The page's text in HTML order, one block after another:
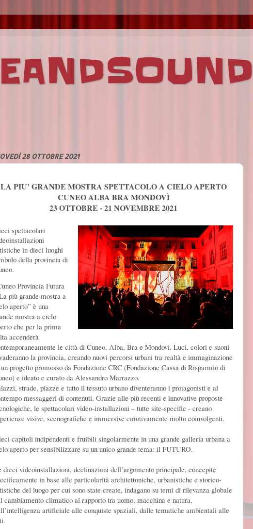
28 OTTOBRE 2021
LA PIU’ GRANDE MOSTRA SPETTACOLO A CIELO APERTO
CUNEO ALBA BRA MONDOVÌ
23 OTTOBRE - 21 NOVEMBRE 2021
spettacolari
in dieci luoghi
della provincia di
Provincia Futura
più grande mostra a
aperto” è una
mostra a cielo
che per la prima
accenderà
le città di Cuneo, Alba, Bra e Mondovì. Luci, colori e suoni
la provincia, creando nuovi percorsi urbani tra realtà e immaginazione
progetto promosso da Fondazione CRC (Fondazione Cassa di Risparmio di
e ideato e curato da Alessandro Marrazzo.
strade, piazze e tutto il tessuto urbano diventeranno i protagonisti e al
messaggeri di contenuti. Grazie alle più recenti e innovative proposte
le spettacolari video-installazioni – tutte site-specific - creano
visive, scenografiche e immersive emotivamente molto coinvolgenti.
capitoli indipendenti e fruibili singolarmente in una grande galleria urbana a
aperto per sensibilizzare su un unico grande tema: il FUTURO.
dieci videoinstallazioni, declinazioni dell’argomento principale, concepite
in base alle particolarità architettoniche, urbanistiche e storico-
del luogo per cui sono state create, indagano su temi di rilevanza globale
cambiamento climatico al rapporto tra uomo, macchina e natura,
artificiale alle conquiste spaziali, dalle tematiche ambientali alle